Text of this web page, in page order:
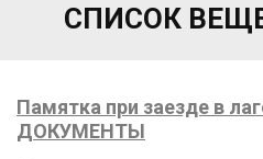
СПИСОК
Памятка при заезде в
ДОКУМЕНТЫ